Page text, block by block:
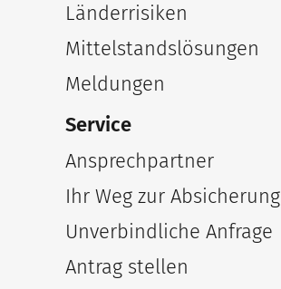
Länderrisiken
Mittelstandslösungen
Meldungen
Service
Ansprechpartner
Ihr Weg zur Absicherung
Unverbindliche Anfrage
Antrag stellen